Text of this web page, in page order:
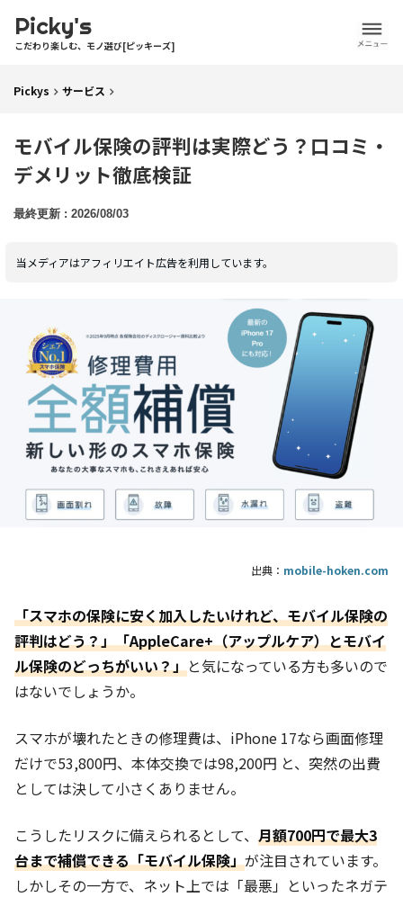
Picky's
こだわり楽しむ、モノ選び[ピッキーズ]
Pickys サービス
モバイル保険の評判は実際どう？口コミ・
デメリット徹底検証
2026/08/03
当メディアはアフィリエイト広告を利用しています。
出典： mobile-hoken.com
「スマホの保険に安く加入したいけれど、モバイル保険の
評判はどう？」「AppleCare+（アップルケア）とモバイ
ル保険のどっちがいい？」と気になっている方も多いので
はないでしょうか。
スマホが壊れたときの修理費は、iPhone 17なら画面修理
だけで53,800円、本体交換では98,200円 と、突然の出費
としては決して小さくありません。
こうしたリスクに備えられるとして、 月額700円で最大3
台まで補償できる「モバイル保険」が注目されています。
しかしその一方で、ネット上では「最悪」といったネガテ